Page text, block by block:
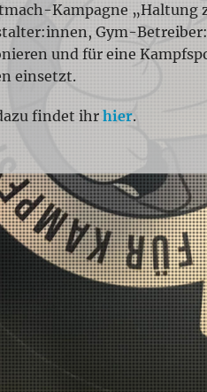
Kampagne „Haltung
Gym-
und für eine
einsetzt.
findet ihr hier.